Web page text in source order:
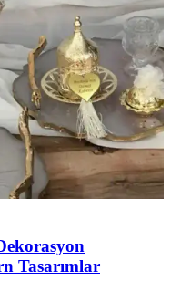
Tasarımlar